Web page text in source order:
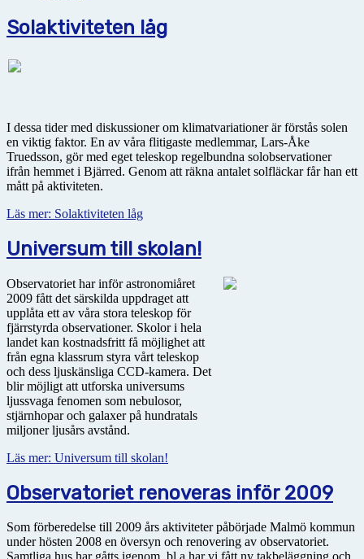
Solaktiviteten låg
I dessa tider med diskussioner om klimatvariationer är förstås solen
en viktig faktor. En av våra flitigaste medlemmar, Lars-Åke
Truedsson, gör med eget teleskop regelbundna solobservationer
ifrån hemmet i Bjärred. Genom att räkna antalet solfläckar får han ett
mått på aktiviteten.
Läs mer: Solaktiviteten låg
Universum till skolan!
Observatoriet har inför astronomiåret
2009 fått det särskilda uppdraget att
upplåta ett av våra stora teleskop för
fjärrstyrda observationer. Skolor i hela
landet kan kostnadsfritt få möjlighet att
från egna klassrum styra vårt teleskop
och dess ljuskänsliga CCD-kamera. Det
blir möjligt att utforska universums
ljussvaga fenomen som nebulosor,
stjärnhopar och galaxer på hundratals
miljoner ljusårs avstånd.
Läs mer: Universum till skolan!
Observatoriet renoveras inför 2009
Som förberedelse till 2009 års aktiviteter påbörjade Malmö kommun
under hösten 2008 en översyn och renovering av observatoriet.